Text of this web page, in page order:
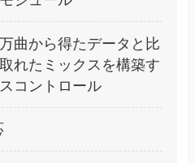
曲から得たデータと比
れたミックスを構築す
コントロール